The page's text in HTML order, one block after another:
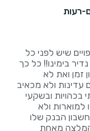
רעות
שיש לפני כל
בימינו!! כל כך
זמן ואת לא
עדינות ולא מכאיב
בכהויות ובשקעי
למוארות ולא
הבנק שלו
המלצה מאחת